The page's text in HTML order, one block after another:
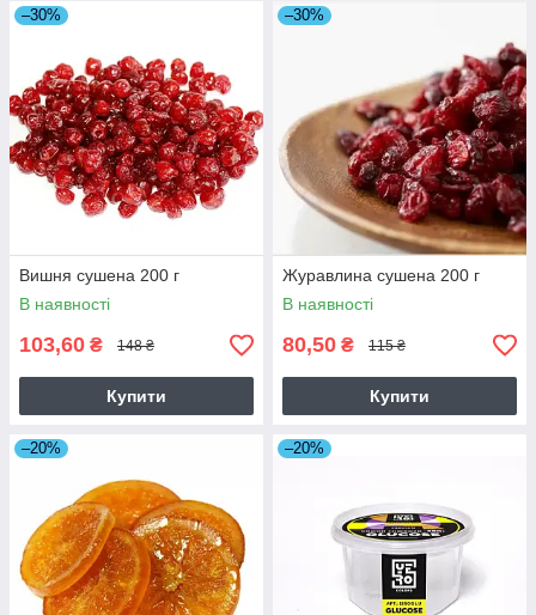
–30%
Вишня сушена 200 г
В наявності
103,60 ₴ 148 ₴
Купити
–30%
Журавлина сушена 200 г
В наявності
80,50 ₴ 115 ₴
Купити
–20% –20%